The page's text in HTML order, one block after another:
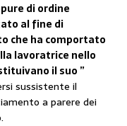
di ordine
al fine di
che ha comportato
lavoratrice nello
il suo ”
sussistente il
a parere dei